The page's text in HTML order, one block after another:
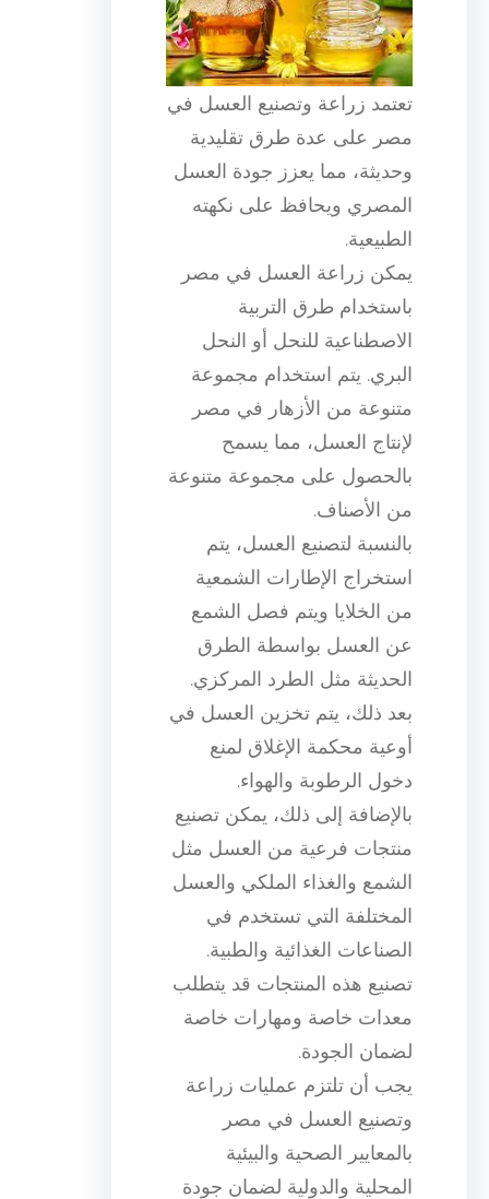
تعتمد زراعة وتصنيع العسل في
مصر على عدة طرق تقليدية
وحديثة، مما يعزز جودة العسل
المصري ويحافظ على نكهته
الطبيعية.
يمكن زراعة العسل في مصر
باستخدام طرق التربية
الاصطناعية للنحل أو النحل
البري. يتم استخدام مجموعة
متنوعة من الأزهار في مصر
لإنتاج العسل، مما يسمح
بالحصول على مجموعة متنوعة
من الأصناف.
بالنسبة لتصنيع العسل، يتم
استخراج الإطارات الشمعية
من الخلايا ويتم فصل الشمع
عن العسل بواسطة الطرق
الحديثة مثل الطرد المركزي.
بعد ذلك، يتم تخزين العسل في
أوعية محكمة الإغلاق لمنع
دخول الرطوبة والهواء.
بالإضافة إلى ذلك، يمكن تصنيع
منتجات فرعية من العسل مثل
الشمع والغذاء الملكي والعسل
المختلفة التي تستخدم في
الصناعات الغذائية والطبية.
تصنيع هذه المنتجات قد يتطلب
معدات خاصة ومهارات خاصة
لضمان الجودة.
يجب أن تلتزم عمليات زراعة
وتصنيع العسل في مصر
بالمعايير الصحية والبيئية
المحلية والدولية لضمان جودة